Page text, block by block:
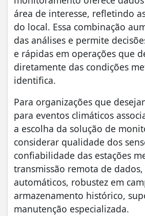
área de interesse, refletindo
do local. Essa combinação
das análises e permite
e rápidas em operações que
diretamente das condições
identifica.
Para organizações que
para eventos climáticos
a escolha da solução de
considerar qualidade dos
confiabilidade das estações
transmissão remota de
automáticos, robustez em
armazenamento histórico,
manutenção especializada.